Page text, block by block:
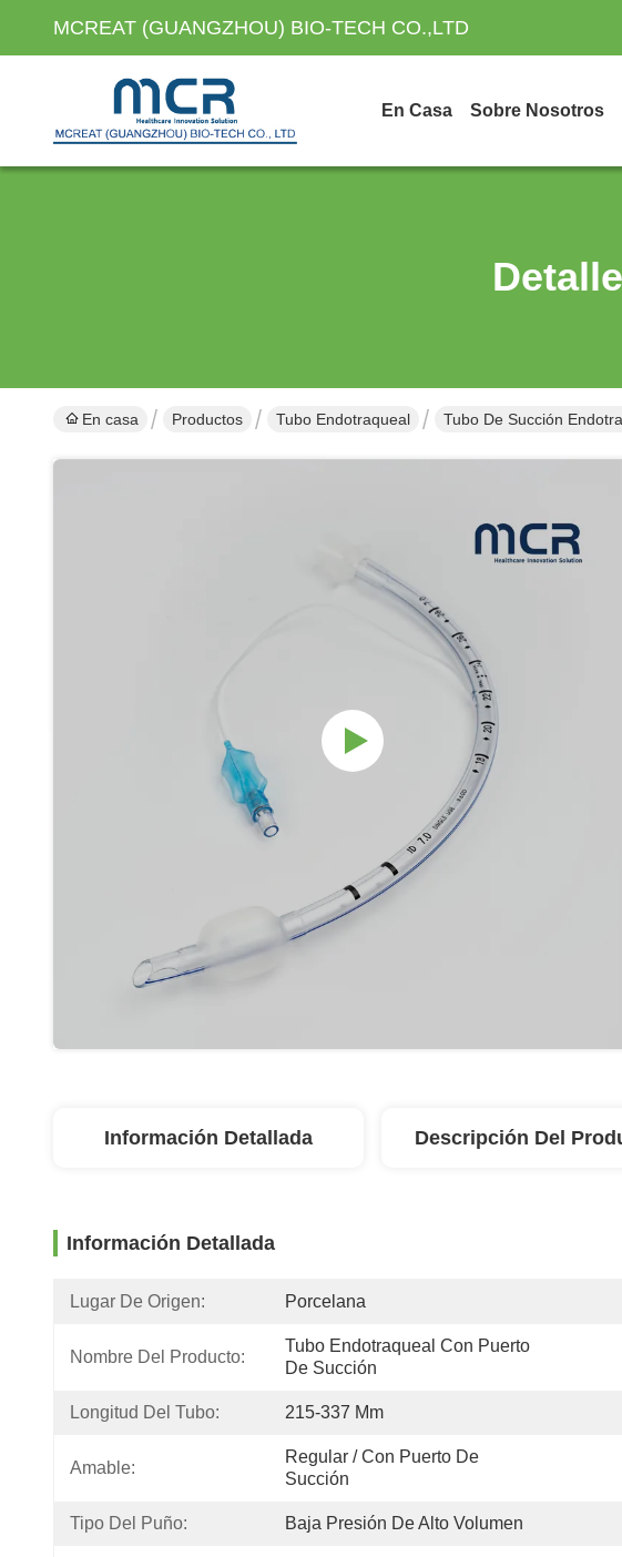
MCREAT (GUANGZHOU) BIO-TECH CO.,LTD
En Casa Sobre Nosotros
En casa Productos Tubo Endotraqueal Tubo De Succión
Información Detallada Descripción Del
Información Detallada
Lugar De Origen: Porcelana
Nombre Del Producto:
Tubo Endotraqueal Con Puerto
De Succión
Longitud Del Tubo: 215-337 Mm
Amable:
Regular / Con Puerto De
Succión
Tipo Del Puño: Baja Presión De Alto Volumen